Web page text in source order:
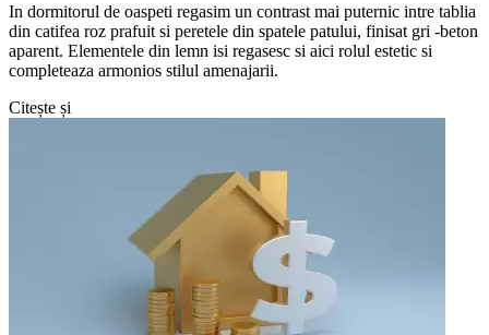
In dormitorul de oaspeti regasim un contrast mai puternic intre tablia
din catifea roz prafuit si peretele din spatele patului, finisat gri -beton
aparent. Elementele din lemn isi regasesc si aici rolul estetic si
completeaza armonios stilul amenajarii.
Citește și